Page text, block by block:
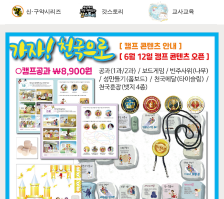
신·구약시리즈 갓스토리 교사교육